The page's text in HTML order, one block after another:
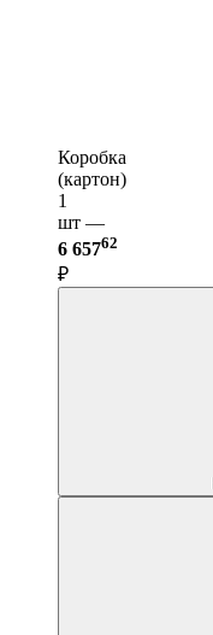
Коробка
(картон)
1
шт —
6 65762
₽